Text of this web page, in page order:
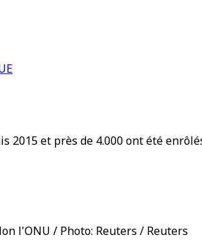
2015 et près de 4.000 ont été
l'ONU / Photo: Reuters / Reuters